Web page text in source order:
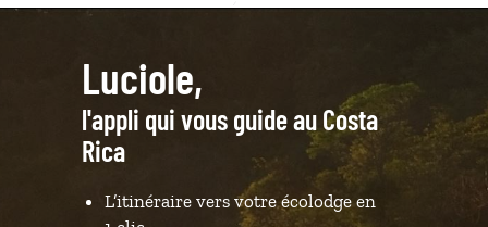
Luciole,
l'appli qui vous guide au Costa
Rica
L’itinéraire vers votre écolodge en